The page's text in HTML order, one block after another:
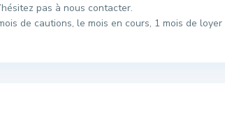
pas à nous contacter.
de cautions, le mois en cours, 1 mois de